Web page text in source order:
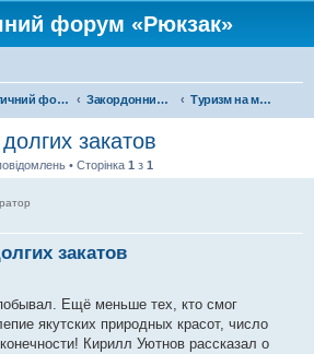
форум «Рюкзак»
Туристичний форум «Рюкзак» Закордонний туризм Туризм на московії
закатов
• Сторінка 1 з 1
закатов
Ещё меньше тех, кто смог
якутских природных красот, число
Кирилл Уютнов рассказал о